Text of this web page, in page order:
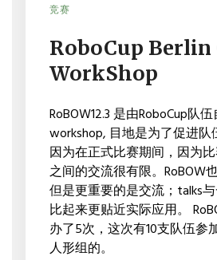
竞赛
BERLIN
OPEN
WORKSHOP
RoboCup Berlin
WorkShop
RoBOW12.3 是由RoboCup队
workshop, 目地是为了促进队
因为在正式比赛期间，因为
之间的交流很有限。RoBOW
但是更重要的是交流；talks
比起来更贴近实际应用。
办了5次，这次有10支队伍参
人形组的。